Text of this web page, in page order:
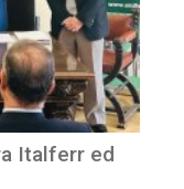
Italferr ed